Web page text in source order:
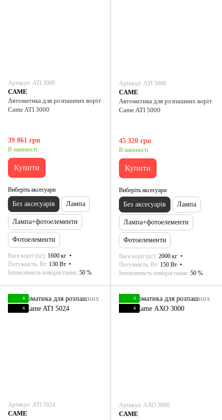
Артикул: ATI 3000
CAME
Автоматика для розпашних воріт
Came ATI 3000
39 861 грн
В наявності
Купити
Виберіть аксесуари
Без аксесуарів Лампа
Лампа+фотоелементи
Фотоелементи
Вага воріт (кг) 1600 кг
Потужність, Вт 130 Вт
Інтенсивність використання 50 %
Артикул: ATI 5000
CAME
Автоматика для розпашних воріт
Came ATI 5000
45 320 грн
В наявності
Купити
Виберіть аксесуари
Без аксесуарів Лампа
Лампа+фотоелементи
Фотоелементи
Вага воріт (кг) 2000 кг
Потужність, Вт 150 Вт
Інтенсивність використання 50 %
4
4
Артикул: ATI 5024
CAME
4
4
Артикул: АХО 3000
CAME